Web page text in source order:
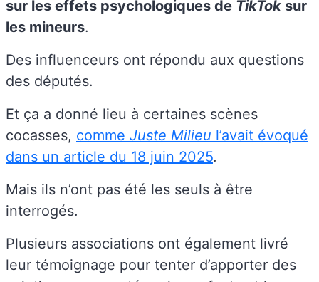
sur les effets psychologiques de TikTok sur
les mineurs.
Des influenceurs ont répondu aux questions
des députés.
Et ça a donné lieu à certaines scènes
cocasses, comme Juste Milieu l’avait évoqué
dans un article du 18 juin 2025.
Mais ils n’ont pas été les seuls à être
interrogés.
Plusieurs associations ont également livré
leur témoignage pour tenter d’apporter des